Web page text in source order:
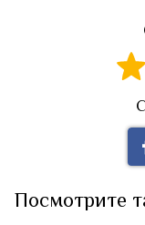
Посмотрите